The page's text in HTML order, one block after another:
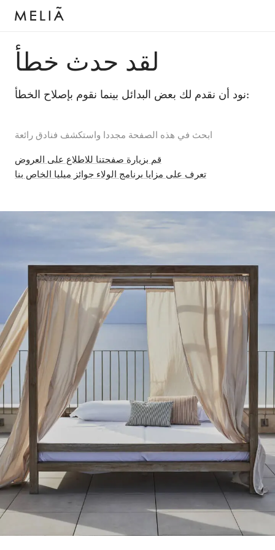
لقد حدث خطأ
نود أن نقدم لك بعض البدائل بينما نقوم بإصلاح الخطأ:
ابحث في هذه الصفحة مجددا واستكشف فنادق رائعة
قم بزيارة صفحتنا للاطلاع على العروض
تعرف على مزايا برنامج الولاء جوائز ميليا الخاص بنا